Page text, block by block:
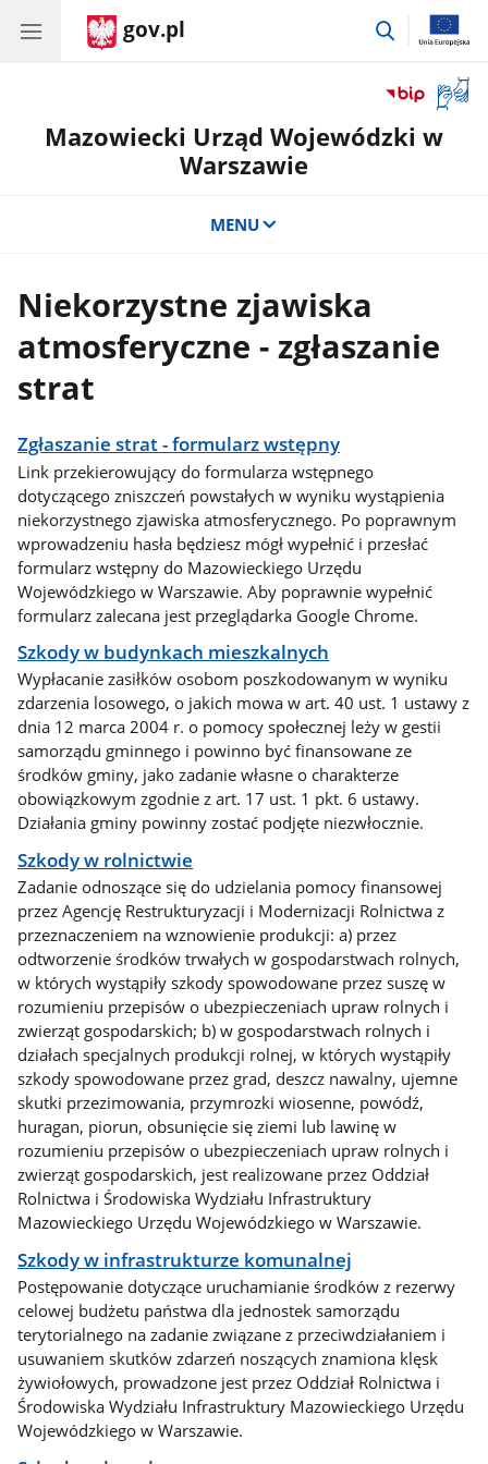
gov.pl
przejdź
okno
z
Mazowiecki Urząd Wojewódzki w
Warszawie
MENU
Niekorzystne zjawiska
atmosferyczne - zgłaszanie
strat
Zgłaszanie strat - formularz wstępny
Link przekierowujący do formularza wstępnego
dotyczącego zniszczeń powstałych w wyniku wystąpienia
niekorzystnego zjawiska atmosferycznego. Po poprawnym
wprowadzeniu hasła będziesz mógł wypełnić i przesłać
formularz wstępny do Mazowieckiego Urzędu
Wojewódzkiego w Warszawie. Aby poprawnie wypełnić
formularz zalecana jest przeglądarka Google Chrome.
Szkody w budynkach mieszkalnych
Wypłacanie zasiłków osobom poszkodowanym w wyniku
zdarzenia losowego, o jakich mowa w art. 40 ust. 1 ustawy z
dnia 12 marca 2004 r. o pomocy społecznej leży w gestii
samorządu gminnego i powinno być finansowane ze
środków gminy, jako zadanie własne o charakterze
obowiązkowym zgodnie z art. 17 ust. 1 pkt. 6 ustawy.
Działania gminy powinny zostać podjęte niezwłocznie.
Szkody w rolnictwie
Zadanie odnoszące się do udzielania pomocy finansowej
przez Agencję Restrukturyzacji i Modernizacji Rolnictwa z
przeznaczeniem na wznowienie produkcji: a) przez
odtworzenie środków trwałych w gospodarstwach rolnych,
w których wystąpiły szkody spowodowane przez suszę w
rozumieniu przepisów o ubezpieczeniach upraw rolnych i
zwierząt gospodarskich; b) w gospodarstwach rolnych i
działach specjalnych produkcji rolnej, w których wystąpiły
szkody spowodowane przez grad, deszcz nawalny, ujemne
skutki przezimowania, przymrozki wiosenne, powódź,
huragan, piorun, obsunięcie się ziemi lub lawinę w
rozumieniu przepisów o ubezpieczeniach upraw rolnych i
zwierząt gospodarskich, jest realizowane przez Oddział
Rolnictwa i Środowiska Wydziału Infrastruktury
Mazowieckiego Urzędu Wojewódzkiego w Warszawie.
Szkody w infrastrukturze komunalnej
Postępowanie dotyczące uruchamianie środków z rezerwy
celowej budżetu państwa dla jednostek samorządu
terytorialnego na zadanie związane z przeciwdziałaniem i
usuwaniem skutków zdarzeń noszących znamiona klęsk
żywiołowych, prowadzone jest przez Oddział Rolnictwa i
Środowiska Wydziału Infrastruktury Mazowieckiego Urzędu
Wojewódzkiego w Warszawie.